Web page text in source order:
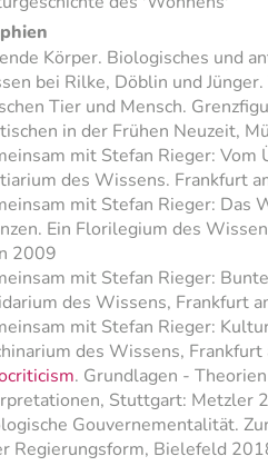
Körper. Biologisches und
bei Rilke, Döblin und
Tier und Mensch.
in der Frühen Neuzeit,
mit Stefan Rieger: Vom
des Wissens. Frankfurt
mit Stefan Rieger: Das
Ein Florilegium des
2009
mit Stefan Rieger:
des Wissens, Frankfurt
mit Stefan Rieger:
des Wissens,
. Grundlagen -
Stuttgart: Metzler
Gouvernementalität.
Regierungsform, Bielefeld